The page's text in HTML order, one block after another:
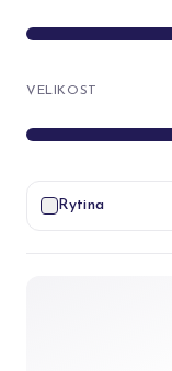
VELIKOST
Rytina